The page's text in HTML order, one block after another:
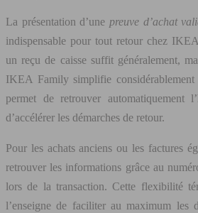
La présentation d’une preuve d’achat
indispensable pour tout retour chez
un reçu de caisse suffit généralement,
IKEA Family simplifie considérablement
permet de retrouver automatiquement
d’accélérer les démarches de retour.
Pour les achats anciens ou les factures
retrouver les informations grâce au
lors de la transaction. Cette flexibilité
l’enseigne de faciliter au maximum les